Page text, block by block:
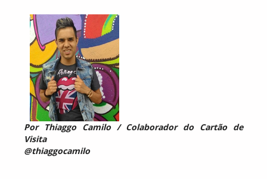
Por Thiaggo Camilo / Colaborador do Cartão de
Visita
@thiaggocamilo